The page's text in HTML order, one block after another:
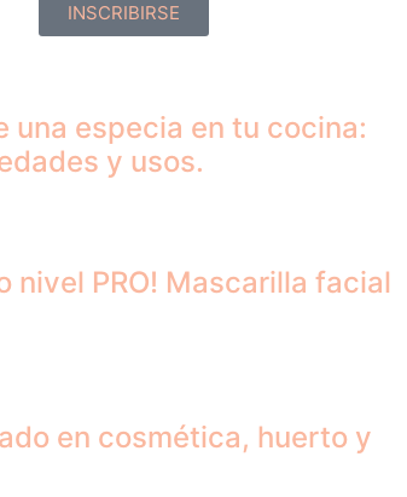
INSCRIBIRSE
una especia en tu cocina:
y usos.
nivel PRO! Mascarilla facial
en cosmética, huerto y